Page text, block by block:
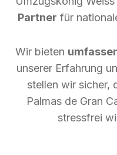
Partner für
Wir bieten
unserer Erfahrung
stellen wir sicher,
Palmas de Gran
stressfrei